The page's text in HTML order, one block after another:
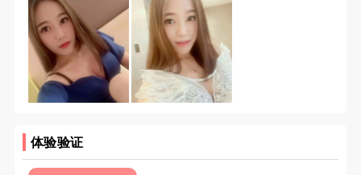
体验验证